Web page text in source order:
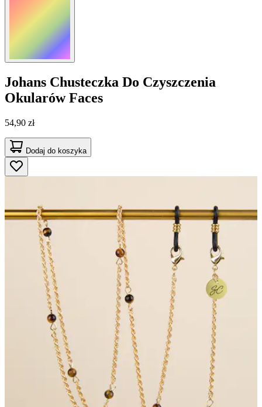
Johans Chusteczka Do Czyszczenia
Okularów Faces
54,90 zł
Dodaj do koszyka